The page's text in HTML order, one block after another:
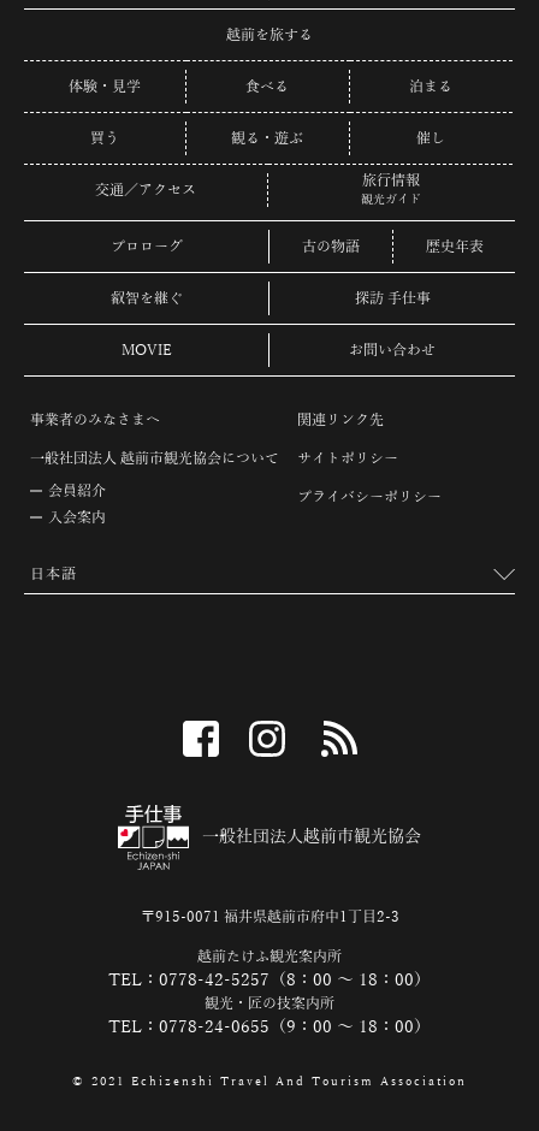
越前を旅する
体験・見学 食べる 泊まる
買う 観る・遊ぶ 催し
交通／アクセス
旅行情報
観光ガイド
プロローグ 古の物語 歴史年表
叡智を継ぐ 探訪 手仕事
MOVIE お問い合わせ
事業者のみなさまへ
一般社団法人 越前市観光協会について
会員紹介
入会案内
関連リンク先
サイトポリシー
プライバシーポリシー
facebook instagram
一般社団法人越前市観光協会
〒915-0071 福井県越前市府中1丁目2-3
越前たけふ観光案内所
TEL：0778-42-5257（8：00 ～ 18：00）
観光・匠の技案内所
TEL：0778-24-0655（9：00 ～ 18：00）
© 2021 Echizenshi Travel And Tourism Association